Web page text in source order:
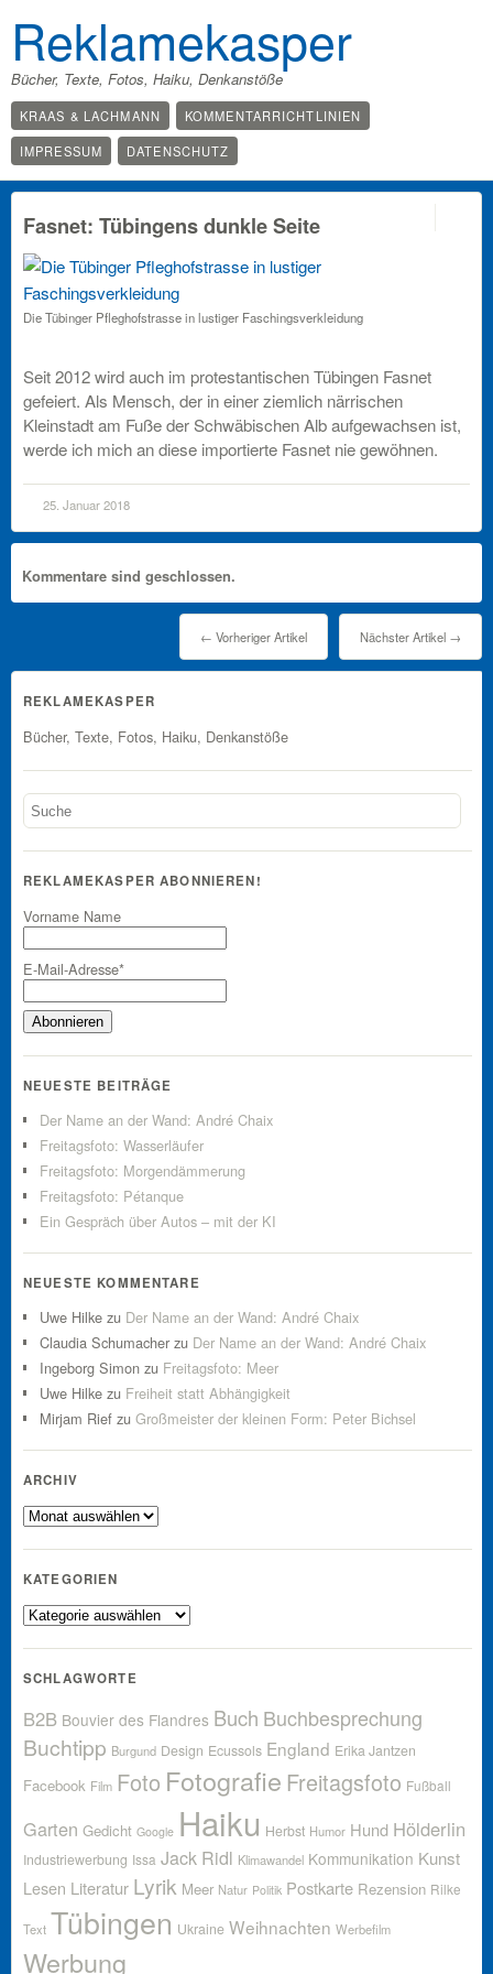
Reklamekasper
Bücher, Texte, Fotos, Haiku, Denkanstöße
KRAAS & LACHMANN
KOMMENTARRICHTLINIEN
IMPRESSUM
DATENSCHUTZ
Fasnet: Tübingens dunkle Seite
Die Tübinger Pfleghofstrasse in lustiger Faschingsverkleidung
Seit 2012 wird auch im protestantischen Tübingen Fasnet
gefeiert. Als Mensch, der in einer ziemlich närrischen
Kleinstadt am Fuße der Schwäbischen Alb aufgewachsen ist,
werde ich mich an diese importierte Fasnet nie gewöhnen.
25. Januar 2018
Kommentare sind geschlossen.
Nächster Artikel →
← Vorheriger Artikel
REKLAMEKASPER
Bücher, Texte, Fotos, Haiku, Denkanstöße
REKLAMEKASPER ABONNIEREN!
Vorname Name
E-Mail-Adresse*
NEUESTE BEITRÄGE
Der Name an der Wand: André Chaix
Freitagsfoto: Wasserläufer
Freitagsfoto: Morgendämmerung
Freitagsfoto: Pétanque
Ein Gespräch über Autos – mit der KI
NEUESTE KOMMENTARE
Uwe Hilke zu Der Name an der Wand: André Chaix
Claudia Schumacher zu Der Name an der Wand: André Chaix
Ingeborg Simon zu Freitagsfoto: Meer
Uwe Hilke zu Freiheit statt Abhängigkeit
Mirjam Rief zu Großmeister der kleinen Form: Peter Bichsel
ARCHIV
Archiv
KATEGORIEN
Kategorien
SCHLAGWORTE
B2B Bouvier des Flandres Buch Buchbesprechung
Buchtipp Burgund Design Ecussols England Erika Jantzen
Facebook Film Foto Fotografie Freitagsfoto Fußball
Garten Gedicht Google Haiku Herbst Humor Hund Hölderlin
Industriewerbung Issa Jack Ridl Klimawandel Kommunikation Kunst
Lesen Literatur Lyrik Meer Natur Politik Postkarte Rezension Rilke
Text Tübingen Ukraine Weihnachten Werbefilm
Werbung